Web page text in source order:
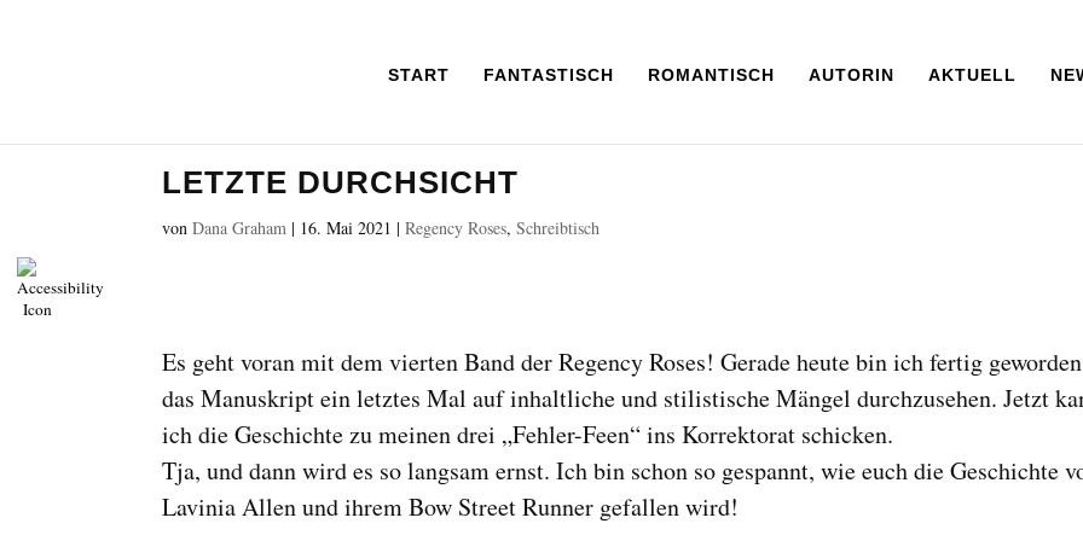
START FANTASTISCH ROMANTISCH AUTORIN AKTUELL
LETZTE DURCHSICHT
vonDana Graham | 16. Mai 2021 |Regency Roses,Schreibtisch
Es geht voran mit dem vierten Band der Regency Roses! Gerade heute bin ich fertig
das Manuskript ein letztes Mal auf inhaltliche und stilistische Mängel durchzusehen. Jetzt
ich die Geschichte zu meinen drei „Fehler-Feen“ ins Korrektorat schicken.
Tja, und dann wird es so langsam ernst. Ich bin schon so gespannt, wie euch die Geschichte
Lavinia Allen und ihrem Bow Street Runner gefallen wird!